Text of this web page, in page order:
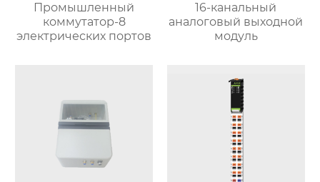
Промышленный
коммутатор-8
электрических портов
16-канальный
аналоговый выходной
модуль